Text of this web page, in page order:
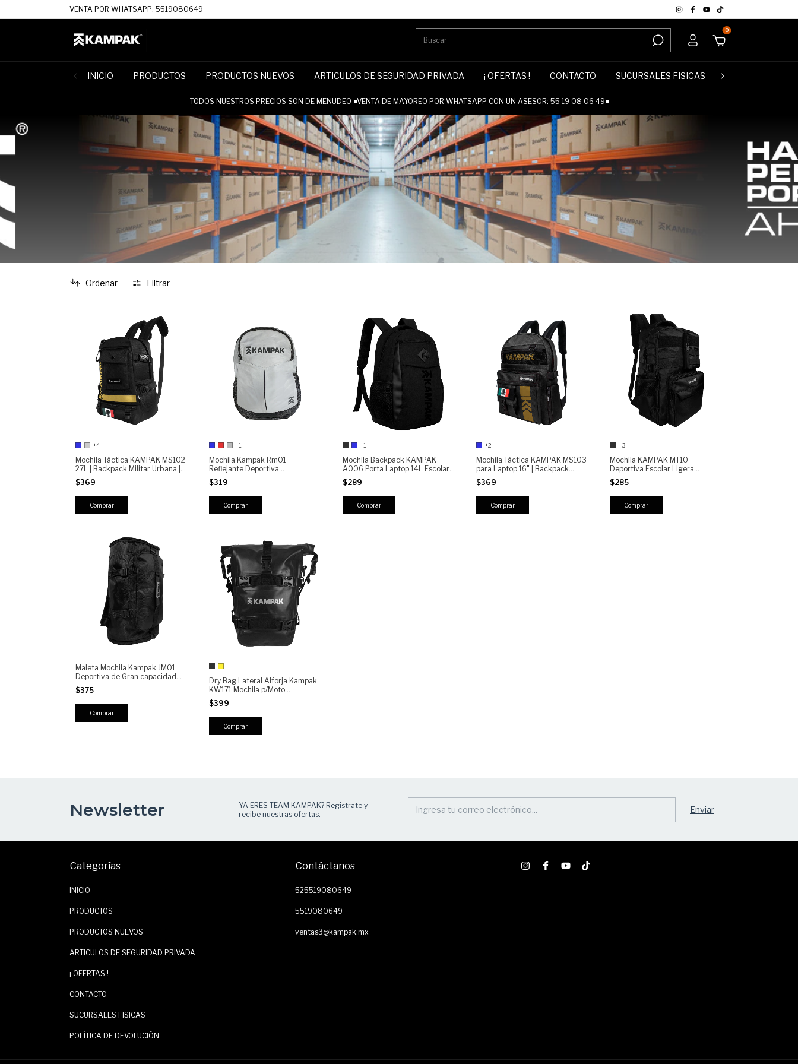
VENTA POR WHATSAPP: 5519080649
0
INICIO PRODUCTOS PRODUCTOS NUEVOS ARTICULOS DE SEGURIDAD PRIVADA ¡ OFERTAS ! CONTACTO SUCURSALES FISICAS
TODOS NUESTROS PRECIOS SON DE MENUDEO ◾VENTA DE MAYOREO POR WHATSAPP CON UN ASESOR: 55 19 08 06 49◾
Ordenar Filtrar
+4
Mochila Táctica KAMPAK MS102
27L | Backpack Militar Urbana |
Porta Laptop | Mochila
Resistente para Uso Diario, Viaje
y Outdoor
$369
Comprar
+1
Mochila Kampak Rm01
Reflejante Deportiva
Multifuncional
$319
Comprar
+1
Mochila Backpack KAMPAK
A006 Porta Laptop 14L Escolar
Universitaria Urbana Viaje Casual
Resistente Hombre Mujer
$289
Comprar
+2
Mochila Táctica KAMPAK MS103
para Laptop 16" | Backpack
Urbana Resistente-SEMI
repelente | 5 Compartimentos |
Capacidad 20 L
$369
Comprar
+3
Mochila KAMPAK MT10
Deportiva Escolar Ligera
Multifuncional
$285
Comprar
Maleta Mochila Kampak JM01
Deportiva de Gran capacidad
Resistente Ligera
$375
Dry Bag Lateral Alforja Kampak
KW171 Mochila p/Moto
Universales
$399
Comprar
Newsletter
YA ERES TEAM KAMPAK? Registrate y
recibe nuestras ofertas.
Categorías
INICIO
PRODUCTOS
PRODUCTOS NUEVOS
ARTICULOS DE SEGURIDAD PRIVADA
¡ OFERTAS !
CONTACTO
SUCURSALES FISICAS
POLÍTICA DE DEVOLUCIÓN
Contáctanos
525519080649
5519080649
ventas3@kampak.mx